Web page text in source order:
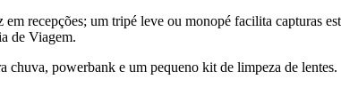
recepções; um tripé leve ou monopé facilita capturas
de Viagem.
chuva, powerbank e um pequeno kit de limpeza de lentes.